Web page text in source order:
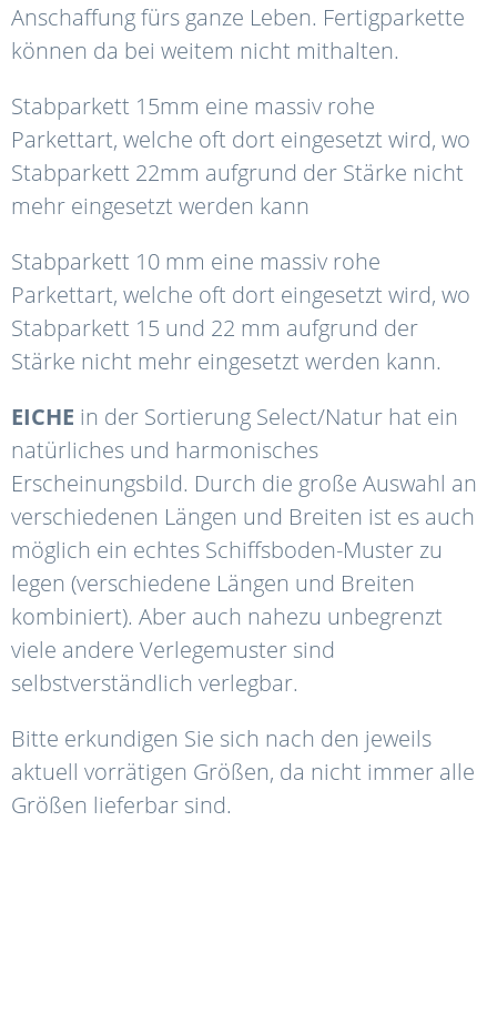
Anschaffung fürs ganze Leben. Fertigparkette
können da bei weitem nicht mithalten.
Stabparkett 15mm eine massiv rohe
Parkettart, welche oft dort eingesetzt wird, wo
Stabparkett 22mm aufgrund der Stärke nicht
mehr eingesetzt werden kann
Stabparkett 10 mm eine massiv rohe
Parkettart, welche oft dort eingesetzt wird, wo
Stabparkett 15 und 22 mm aufgrund der
Stärke nicht mehr eingesetzt werden kann.
EICHE in der Sortierung Select/Natur hat ein
natürliches und harmonisches
Erscheinungsbild. Durch die große Auswahl an
verschiedenen Längen und Breiten ist es auch
möglich ein echtes Schiffsboden-Muster zu
legen (verschiedene Längen und Breiten
kombiniert). Aber auch nahezu unbegrenzt
viele andere Verlegemuster sind
selbstverständlich verlegbar.
Bitte erkundigen Sie sich nach den jeweils
aktuell vorrätigen Größen, da nicht immer alle
Größen lieferbar sind.